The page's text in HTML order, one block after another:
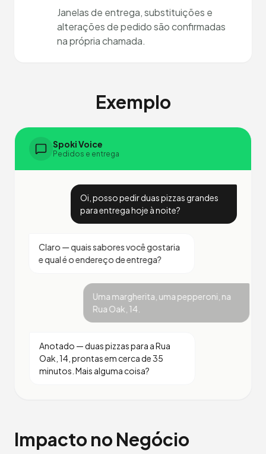
Janelas de entrega, substituições e
alterações de pedido são confirmadas
na própria chamada.
Exemplo
Spoki Voice
Pedidos e entrega
Oi, posso pedir duas pizzas grandes
para entrega hoje à noite?
Claro — quais sabores você gostaria
e qual é o endereço de entrega?
Uma margherita, uma pepperoni, na
Rua Oak, 14.
Anotado — duas pizzas para a Rua
Oak, 14, prontas em cerca de 35
minutos. Mais alguma coisa?
Impacto no Negócio